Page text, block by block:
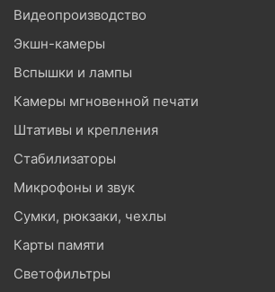
Видеопроизводство
Экшн-камеры
Вспышки и лампы
Камеры мгновенной печати
Штативы и крепления
Стабилизаторы
Микрофоны и звук
Сумки, рюкзаки, чехлы
Карты памяти
Светофильтры